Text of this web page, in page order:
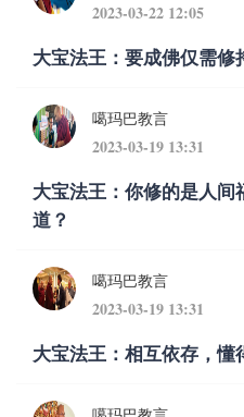
2023-03-22 12:05
大宝法王：要成佛仅需修
噶玛巴教言
2023-03-19 13:31
大宝法王：你修的是人
道？
噶玛巴教言
2023-03-19 13:31
大宝法王：相互依存，懂